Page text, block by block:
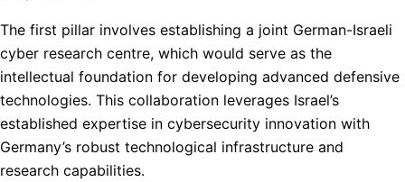
The first pillar involves establishing a joint German-Israeli
cyber research centre, which would serve as the
intellectual foundation for developing advanced defensive
technologies. This collaboration leverages Israel’s
established expertise in cybersecurity innovation with
Germany’s robust technological infrastructure and
research capabilities.